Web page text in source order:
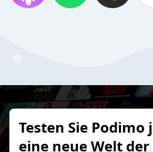
Testen Sie Podimo
eine neue Welt der